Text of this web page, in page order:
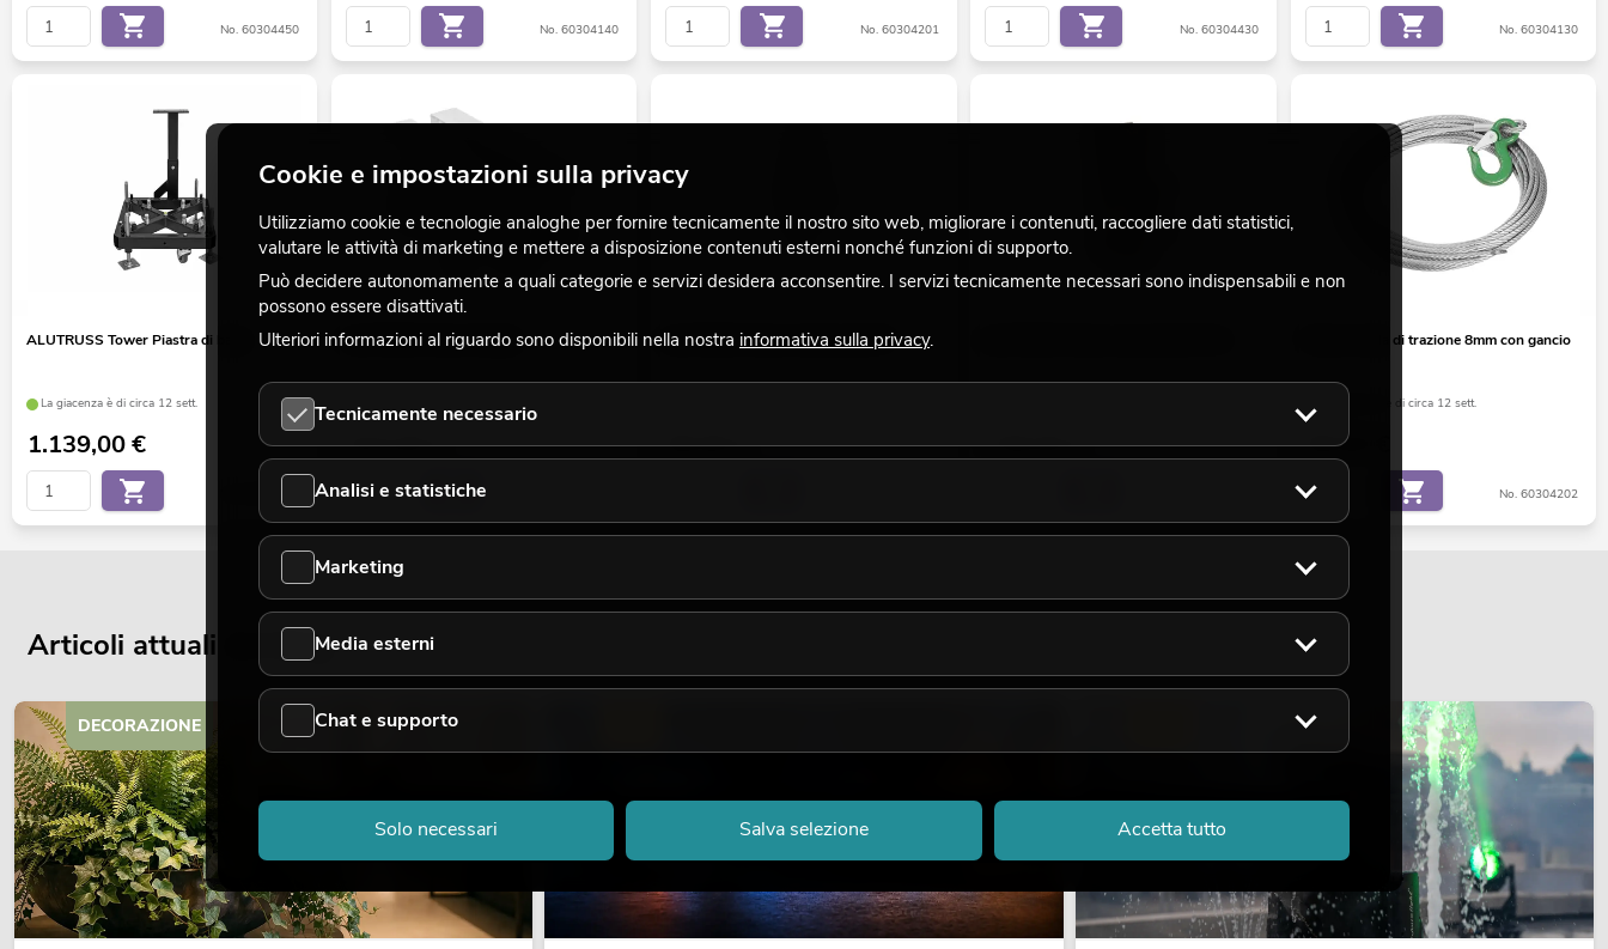
No. 60304450 No. 60304140 No. 60304201 No. 60304430 No. 60304130
ALUTRUSS Tower Piastra di base
La giacenza è di circa 12 sett.
1.139,00€
ALUTRUSS Tower Testata
615,00€
ALUTRUSS Tower Cerniera QL-ET
89,90€ 749,00€
Tower Corda di trazione 8mm con gancio
La giacenza è di circa 12 sett.
89,90
No. 60304202
Articoli attuali del blog
DECORAZIONE
Cookie e impostazioni sulla privacy
Utilizziamo cookie e tecnologie analoghe per fornire tecnicamente il nostro sito web, migliorare i contenuti, raccogliere dati statistici,
valutare le attività di marketing e mettere a disposizione contenuti esterni nonché funzioni di supporto.
Può decidere autonomamente a quali categorie e servizi desidera acconsentire. I servizi tecnicamente necessari sono indispensabili e non
possono essere disattivati.
Ulteriori informazioni al riguardo sono disponibili nella nostra informativa sulla privacy.
Tecnicamente necessario
Analisi e statistiche
Marketing
Media esterni
Chat e supporto
Solo necessari Salva selezione Accetta tutto